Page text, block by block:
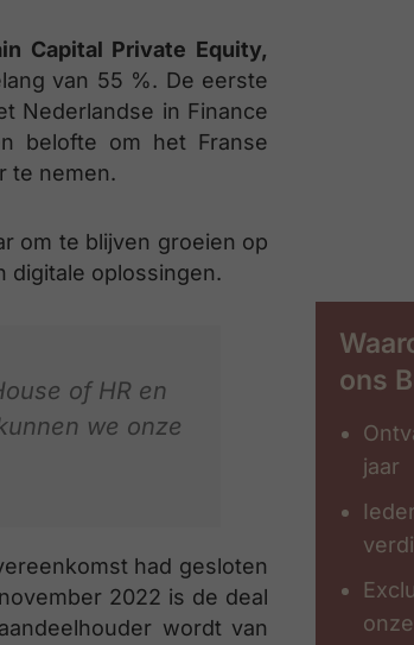
Capital Private Equity,
van 55 %. De eerste
Nederlandse in Finance
belofte om het Franse
te nemen.
om te blijven groeien op
digitale oplossingen.
of HR en
we onze
had gesloten
2022 is de deal
wordt van
ons
jaar